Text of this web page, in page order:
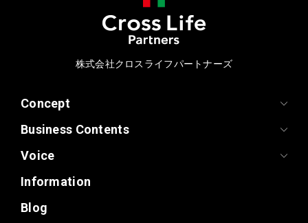
株式会社クロスライフパートナーズ
Concept
Business Contents
Voice
Information
Blog